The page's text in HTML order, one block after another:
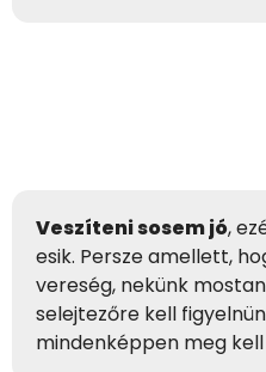
Veszíteni sosem jó,
esik. Persze amellett,
vereség, nekünk
selejtezőre kell
mindenképpen meg